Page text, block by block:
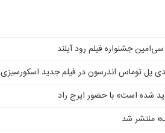
پل توماس اندرسون در فیلم جدید اسکورسیزی
شده است» با حضور ایرج راد
منتشر شد